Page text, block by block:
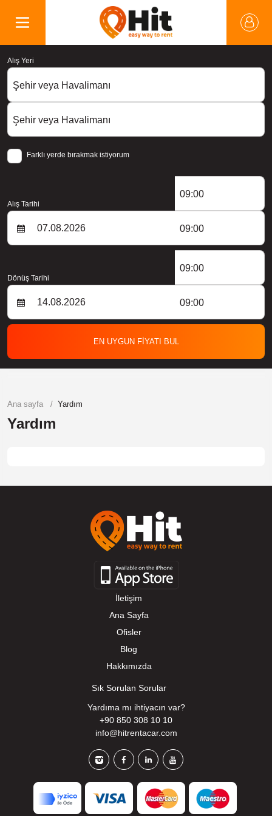
Alış Yeri
Şehir veya Havalimanı
Şehir veya Havalimanı
Farklı yerde bırakmak istiyorum
Alış Tarihi
09:00
09:00
Dönüş Tarihi
09:00
09:00
EN UYGUN FİYATI BUL
Ana sayfa Yardım
Yardım
İletişim
Ana Sayfa
Ofisler
Blog
Hakkımızda
Sık Sorulan Sorular
Yardıma mı ihtiyacın var?
+90 850 308 10 10
info@hitrentacar.com